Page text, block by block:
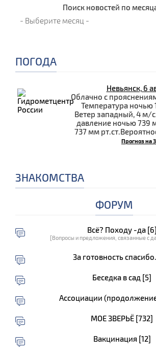
Поиск новостей по
ПОГОДА
Невьянск, 6
Облачно с
Температура ночью
Ветер западный, 4 м/
давление ночью 739
737 мм
Прогноз на
ЗНАКОМСТВА
ФОРУМ
Всё? Походу -да [6]
[Вопросы и предложения, связанные с
За готовность
Беседка в сад [5]
Ассоциации
МОЕ ЗВЕРЬЁ [732]
Вакцинация [12]